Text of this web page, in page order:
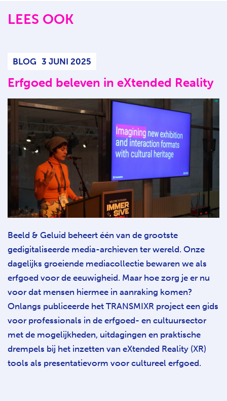
LEES OOK
BLOG 3 JUNI 2025
Erfgoed beleven in eXtended Reality
Beeld & Geluid beheert één van de grootste
gedigitaliseerde media-archieven ter wereld. Onze
dagelijks groeiende mediacollectie bewaren we als
erfgoed voor de eeuwigheid. Maar hoe zorg je er nu
voor dat mensen hiermee in aanraking komen?
Onlangs publiceerde het TRANSMIXR project een gids
voor professionals in de erfgoed- en cultuursector
met de mogelijkheden, uitdagingen en praktische
drempels bij het inzetten van eXtended Reality (XR)
tools als presentatievorm voor cultureel erfgoed.